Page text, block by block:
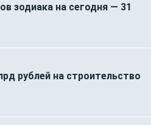
зодиака на сегодня — 31
рублей на строительство